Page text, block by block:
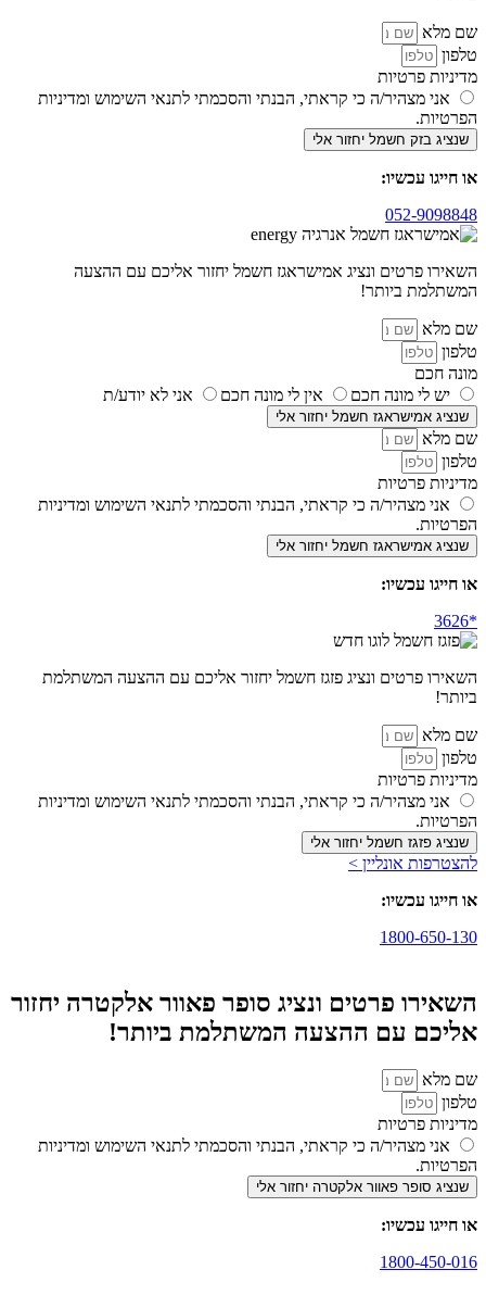
שם מלא
טלפון
מדיניות פרטיות
אני מצהיר/ה כי קראתי, הבנתי והסכמתי לתנאי השימוש ומדיניות
הפרטיות.
שנציג בזק חשמל יחזור אלי
או חייגו עכשיו:
052-9098848
השאירו פרטים ונציג אמישראגז חשמל יחזור אליכם עם ההצעה
המשתלמת ביותר!
שם מלא
טלפון
מונה חכם
יש לי מונה חכם
אין לי מונה חכם אני לא יודע/ת
שנציג אמישראגז חשמל יחזור אלי
שם מלא
טלפון
מדיניות פרטיות
אני מצהיר/ה כי קראתי, הבנתי והסכמתי לתנאי השימוש ומדיניות
הפרטיות.
שנציג אמישראגז חשמל יחזור אלי
או חייגו עכשיו:
השאירו פרטים ונציג פזגז חשמל יחזור אליכם עם ההצעה המשתלמת
ביותר!
שם מלא
טלפון
מדיניות פרטיות
אני מצהיר/ה כי קראתי, הבנתי והסכמתי לתנאי השימוש ומדיניות
הפרטיות.
שנציג פזגז חשמל יחזור אלי
להצטרפות אונליין >
או חייגו עכשיו:
1800-650-130
השאירו פרטים ונציג סופר פאוור אלקטרה יחזור
אליכם עם ההצעה המשתלמת ביותר!
שם מלא
טלפון
מדיניות פרטיות
אני מצהיר/ה כי קראתי, הבנתי והסכמתי לתנאי השימוש ומדיניות
הפרטיות.
שנציג סופר פאוור אלקטרה יחזור אלי
או חייגו עכשיו:
1800-450-016